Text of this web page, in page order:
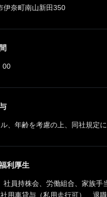
伊奈町南山新田350
00
、年齢を考慮の上、同社規定
利厚生
社員持株会、労働組合、家族手
用車貸与（私用走行可）、退